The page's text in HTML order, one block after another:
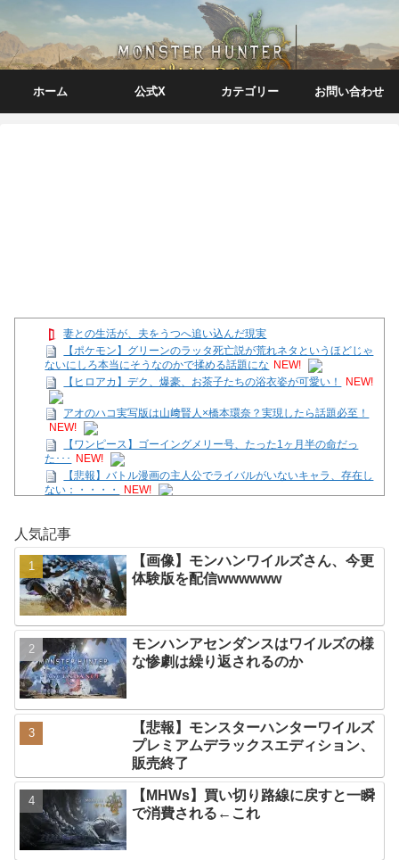
ホーム 公式X カテゴリー お問い合わせ
妻との生活が、夫をうつへ追い込んだ現実
【ポケモン】グリーンのラッタ死亡説が荒れネタというほどじゃ
ないにしろ本当にそうなのかで揉める話題にな NEW!
【ヒロアカ】デク、爆豪、お茶子たちの浴衣姿が可愛い！
NEW!
アオのハコ実写版は山﨑賢人×橋本環奈？実現したら話題必至！
NEW!
【ワンピース】ゴーイングメリー号、たった1ヶ月半の命だっ
た･･･
NEW!
【悲報】バトル漫画の主人公でライバルがいないキャラ、存在し
ない：・・・・
NEW!
【画像】モンハンワイルズさん、サンブレイクに売上逆転されて
しまう
映画『8番出口』が金曜ロードショーにて放送 NEW!
【花騎士】叡智な顔つきで魔性さを持つアルテミシアへの反
応！！！ NEW!
【SS】花帆「つぐみちゃーん！ 一緒に海行こうよー！」
Powered by livedoor 相互RSS
人気記事
【画像】モンハンワイルズさん、今更
体験版を配信wwwwww
モンハンアセンダンスはワイルズの様
な惨劇は繰り返されるのか
【悲報】モンスターハンターワイルズ
プレミアムデラックスエディション、
販売終了
【MHWs】買い切り路線に戻すと一瞬
で消費される←これ